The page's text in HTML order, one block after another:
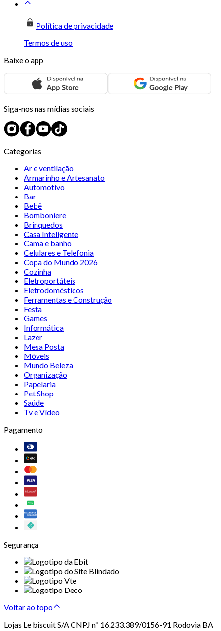
Política de privacidade
Termos de uso
Baixe o app
Siga-nos nas mídias sociais
Categorias
Ar e ventilação
Armarinho e Artesanato
Automotivo
Bar
Bebê
Bomboniere
Brinquedos
Casa Inteligente
Cama e banho
Celulares e Telefonia
Copa do Mundo 2026
Cozinha
Eletroportáteis
Eletrodomésticos
Ferramentas e Construção
Festa
Games
Informática
Lazer
Mesa Posta
Móveis
Mundo Beleza
Organização
Papelaria
Pet Shop
Saúde
Tv e Vídeo
Pagamento
Segurança
Voltar ao topo
Lojas Le biscuit S/A CNPJ nº 16.233.389/0156-91 Rodovia BA